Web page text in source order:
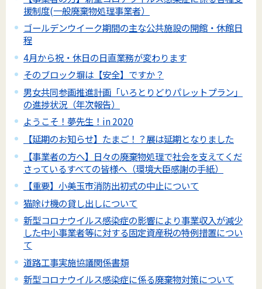
援制度(一般廃棄物処理事業者）
ゴールデンウイーク期間の主な公共施設の開館・休館日
程
4月から祝・休日の日直業務が変わります
そのブロック塀は【安全】ですか？
男女共同参画推進計画「いろとりどりパレットプラン」
の進捗状況（年次報告）
ようこそ！夢先生！in 2020
【延期のお知らせ】たまご！？展は延期となりました
【事業者の方へ】日々の廃棄物処理で社会を支えてくだ
さっているすべての皆様へ（環境大臣感謝の手紙）
【重要】小美玉市消防出初式の中止について
猫除け機の貸し出しについて
新型コロナウイルス感染症の影響により事業収入が減少
した中小事業者等に対する固定資産税の特例措置につい
て
道路工事実施協議関係書類
新型コロナウイルス感染症に係る廃棄物対策について